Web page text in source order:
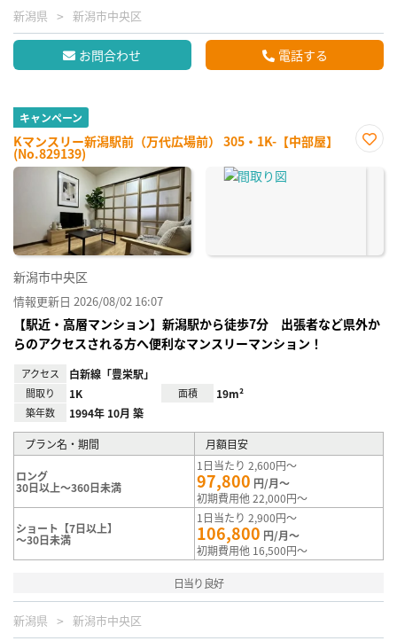
新潟県 新潟市中央区
お問合わせ 電話する
キャンペーン
Kマンスリー新潟駅前（万代広場前） 305・1K-【中部屋】
(No.829139)
に入
新潟市中央区
情報更新日 2026/08/02 16:07
【駅近・高層マンション】新潟駅から徒歩7分 出張者など県外か
らのアクセスされる方へ便利なマンスリーマンション！
アクセス 白新線「豊栄駅」
間取り 1K 面積 19m²
築年数 1994年 10月 築
プラン名・期間 月額目安
ロング
30日以上～360日未満
1日当たり 2,600円～
97,800 円/月～
初期費用他 22,000円～
ショート【7日以上】
～30日未満
1日当たり 2,900円～
106,800 円/月～
初期費用他 16,500円～
日当り良好
新潟県 新潟市中央区